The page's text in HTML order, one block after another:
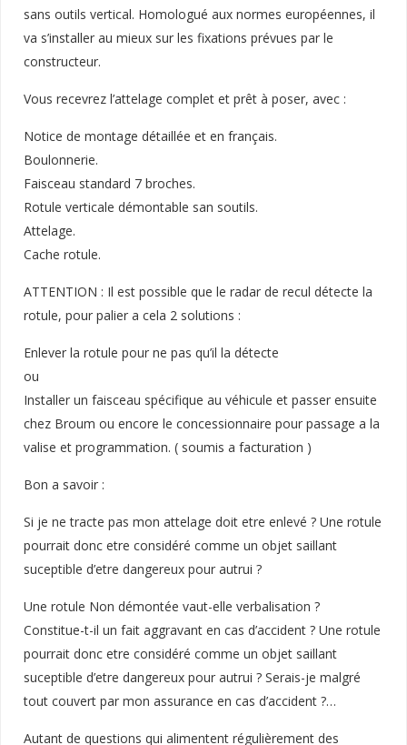
sans outils vertical. Homologué aux normes européennes, il
va s’installer au mieux sur les fixations prévues par le
constructeur.
Vous recevrez l’attelage complet et prêt à poser, avec :
Notice de montage détaillée et en français.
Boulonnerie.
Faisceau standard 7 broches.
Rotule verticale démontable san soutils.
Attelage.
Cache rotule.
ATTENTION : Il est possible que le radar de recul détecte la
rotule, pour palier a cela 2 solutions :
Enlever la rotule pour ne pas qu’il la détecte
ou
Installer un faisceau spécifique au véhicule et passer ensuite
chez Broum ou encore le concessionnaire pour passage a la
valise et programmation. ( soumis a facturation )
Bon a savoir :
Si je ne tracte pas mon attelage doit etre enlevé ? Une rotule
pourrait donc etre considéré comme un objet saillant
suceptible d’etre dangereux pour autrui ?
Une rotule Non démontée vaut-elle verbalisation ?
Constitue-t-il un fait aggravant en cas d’accident ? Une rotule
pourrait donc etre considéré comme un objet saillant
suceptible d’etre dangereux pour autrui ? Serais-je malgré
tout couvert par mon assurance en cas d’accident ?…
Autant de questions qui alimentent régulièrement des